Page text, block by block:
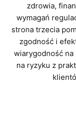
zdrowia,
wymagań
strona trzecia
zgodność i
wiarygodność na
na ryzyku z